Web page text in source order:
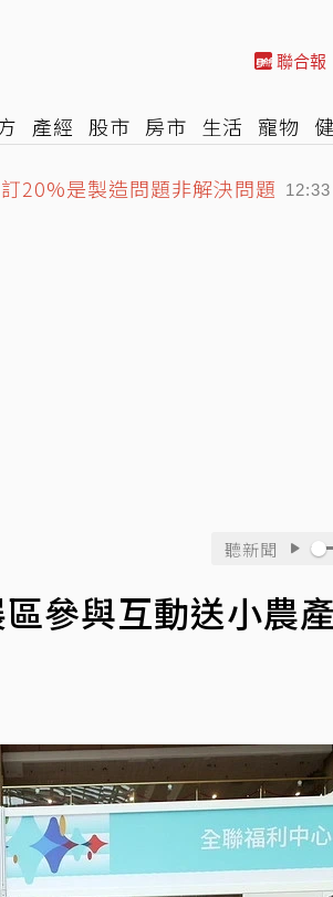
聯合報
產經 股市 房市 生活 寵物
20%是製造問題非解決問題
職 痛批教部逼簽放棄聲明 12:22
聽新聞
參與互動送小農